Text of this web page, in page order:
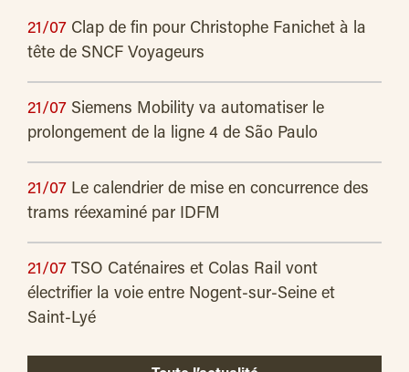
21/07 Clap de fin pour Christophe Fanichet à la
tête de SNCF Voyageurs
21/07 Siemens Mobility va automatiser le
prolongement de la ligne 4 de São Paulo
21/07 Le calendrier de mise en concurrence des
trams réexaminé par IDFM
21/07 TSO Caténaires et Colas Rail vont
électrifier la voie entre Nogent-sur-Seine et
Saint-Lyé